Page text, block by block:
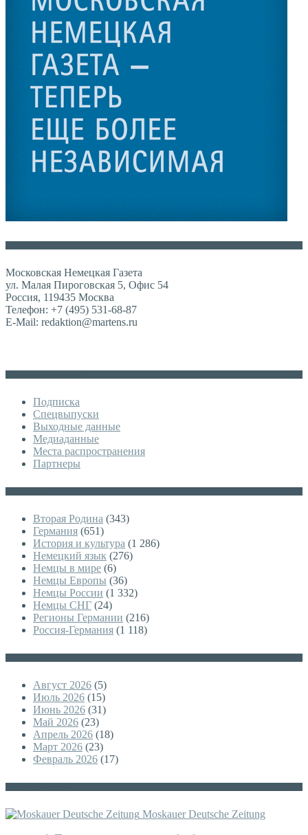
Московская Немецкая Газета
ул. Малая Пироговская 5, Офис 54
Россия, 119435 Москва
Телефон: +7 (495) 531-68-87
E-Mail: redaktion@martens.ru
Подписка
Спецвыпуски
Выходные данные
Медиаданные
Места распространения
Партнеры
Вторая Родина (343)
Германия (651)
История и культура (1 286)
Немецкий язык (276)
Немцы в мире (6)
Немцы Европы (36)
Немцы России (1 332)
Немцы СНГ (24)
Регионы Германии (216)
Россия-Германия (1 118)
Август 2026 (5)
Июль 2026 (15)
Июнь 2026 (31)
Май 2026 (23)
Апрель 2026 (18)
Март 2026 (23)
Февраль 2026 (17)
Moskauer Deutsche Zeitung